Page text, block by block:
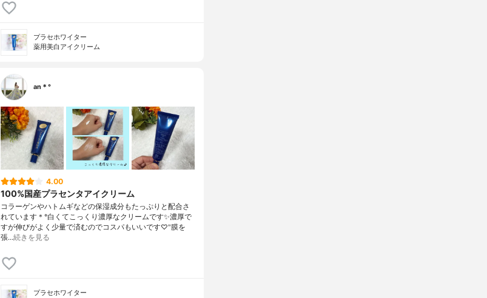
プラセホワイター
薬用美白アイクリーム
an＊°
4.00
100%国産プラセンタアイクリーム
コラーゲンやハトムギなどの保湿成分もたっぷりと配合さ
れています＊°白くてこっくり濃厚なクリームです✨濃厚で
すが伸びがよく少量で済むのでコスパもいいです♡"膜を
張…続きを見る
プラセホワイター